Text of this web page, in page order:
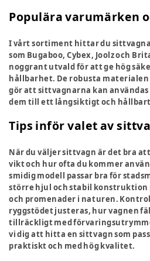
Populära varumärken
I vårt sortiment hittar du
som Bugaboo, Cybex, Joolz och
noggrant utvald för att ge hög
hållbarhet. De robusta
gör att sittvagnarna kan
dem till ett långsiktigt och
Tips inför valet av
När du väljer sittvagn är det bra
vikt och hur ofta du kommer
smidig modell passar bra för
större hjul och stabil
och promenader i naturen.
ryggstödet justeras, hur vagnen
tillräckligt med
vi dig att hitta en sittvagn som
praktiskt och med hög kvalitet.